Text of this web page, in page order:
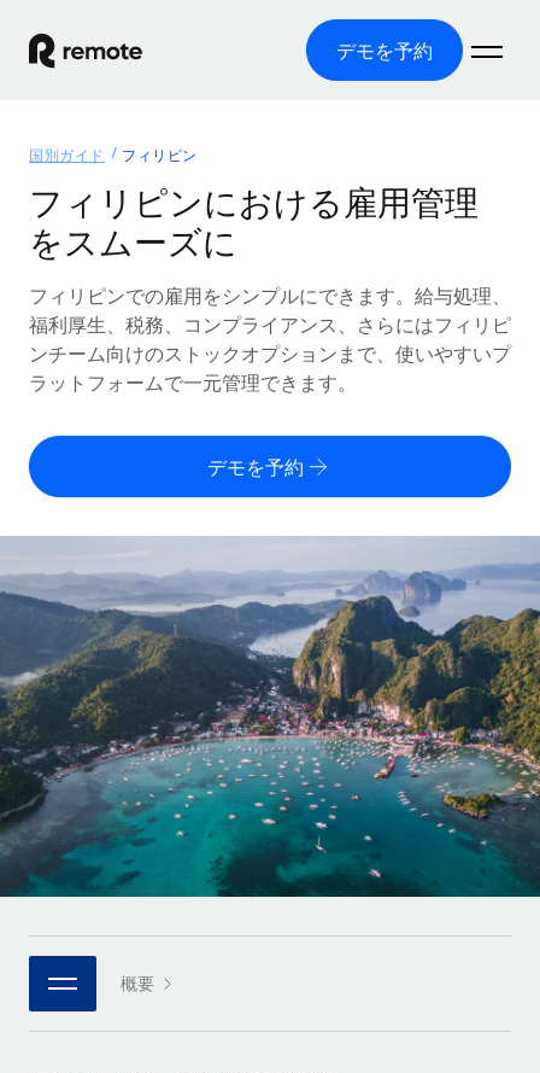
デモを予約
グローバル雇用
グローバル給与処理
コンプライアンス対応の給与処理を手軽に
Employer of Record（EOR）
グローバル展開をコストをかけずに実現
Contractor of Record
世界中の契約社員と法令を遵守して契約
PEO
複雑な雇用関連業務を外部委託
インフラ
Remote統合
人事機能をワークフローにシームレスに統合する
プラットフォーム
チームのための人事の基本機能を内蔵
接続 新しい
当社のMCPを使用して、あらゆるAIツールをRemoteに接続
統合
基本的なビジネスツールを活用して業務プロセスを効率化す
ソリューション
各国の制度に対応
国別ガイド
/国別のグローバル雇用支援を検索する
Remoteを他社と比較
成長の段階
スタートアップ
成長中の企業向けのアジャイルなグローバルHR・給与処理ソ
リューション
ミッドマーケット
カスタマイズされた人事ソリューションでチームを拡大する
企業
大企業向けのグローバルHR
パートナーに登録
戦略的テクノロジーパートナー
グローバルな人事機能を柔軟に自社プラットフォームへ統合
リソース
ツールと計算ツール
従業員コスト計算ツール
グローバルな契約社員向けに、通貨オプションと支払スピー
ドを確認する
REMOTEで学習
リサーチおよびガイド
活用事例
HR用語集
チェックリストおよびテンプレート
職務内容ライブラリ
ウェビナー
イベント
価格
English
Nederlands
Français
Deutsch
Español
Italiano
Português (Portugal)
日本語
한국어
ログイン
国別ガイド フィリピン
フィリピンにおける雇用管理
をスムーズに
フィリピンでの雇用をシンプルにできます。給与処理、
福利厚生、税務、コンプライアンス、さらにはフィリピ
ンチーム向けのストックオプションまで、使いやすいプ
ラットフォームで一元管理できます。
デモを予約
概要